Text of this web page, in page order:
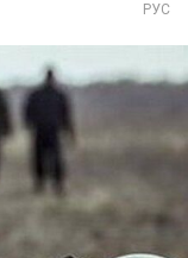
РУС